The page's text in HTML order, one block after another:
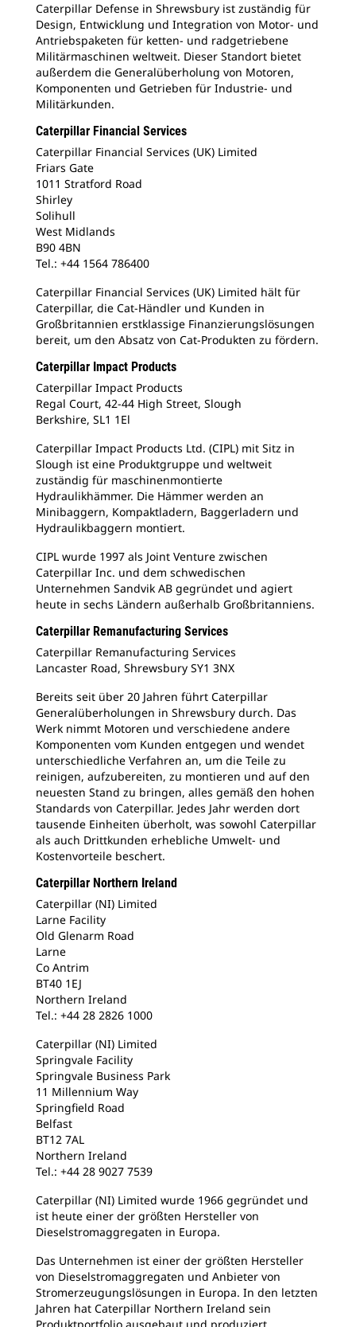
Caterpillar Defense in Shrewsbury ist zuständig für
Design, Entwicklung und Integration von Motor- und
Antriebspaketen für ketten- und radgetriebene
Militärmaschinen weltweit. Dieser Standort bietet
außerdem die Generalüberholung von Motoren,
Komponenten und Getrieben für Industrie- und
Militärkunden.
Caterpillar Financial Services
Caterpillar Financial Services (UK) Limited
Friars Gate
1011 Stratford Road
Shirley
Solihull
West Midlands
B90 4BN
Tel.: +44 1564 786400
Caterpillar Financial Services (UK) Limited hält für
Caterpillar, die Cat-Händler und Kunden in
Großbritannien erstklassige Finanzierungslösungen
bereit, um den Absatz von Cat-Produkten zu fördern.
Caterpillar Impact Products
Caterpillar Impact Products
Regal Court, 42-44 High Street, Slough
Berkshire, SL1 1El
Caterpillar Impact Products Ltd. (CIPL) mit Sitz in
Slough ist eine Produktgruppe und weltweit
zuständig für maschinenmontierte
Hydraulikhämmer. Die Hämmer werden an
Minibaggern, Kompaktladern, Baggerladern und
Hydraulikbaggern montiert.
CIPL wurde 1997 als Joint Venture zwischen
Caterpillar Inc. und dem schwedischen
Unternehmen Sandvik AB gegründet und agiert
heute in sechs Ländern außerhalb Großbritanniens.
Caterpillar Remanufacturing Services
Caterpillar Remanufacturing Services
Lancaster Road, Shrewsbury SY1 3NX
Bereits seit über 20 Jahren führt Caterpillar
Generalüberholungen in Shrewsbury durch. Das
Werk nimmt Motoren und verschiedene andere
Komponenten vom Kunden entgegen und wendet
unterschiedliche Verfahren an, um die Teile zu
reinigen, aufzubereiten, zu montieren und auf den
neuesten Stand zu bringen, alles gemäß den hohen
Standards von Caterpillar. Jedes Jahr werden dort
tausende Einheiten überholt, was sowohl Caterpillar
als auch Drittkunden erhebliche Umwelt- und
Kostenvorteile beschert.
Caterpillar Northern Ireland
Caterpillar (NI) Limited
Larne Facility
Old Glenarm Road
Larne
Co Antrim
BT40 1EJ
Northern Ireland
Tel.: +44 28 2826 1000
Caterpillar (NI) Limited
Springvale Facility
Springvale Business Park
11 Millennium Way
Springfield Road
Belfast
BT12 7AL
Northern Ireland
Tel.: +44 28 9027 7539
Caterpillar (NI) Limited wurde 1966 gegründet und
ist heute einer der größten Hersteller von
Dieselstromaggregaten in Europa.
Das Unternehmen ist einer der größten Hersteller
von Dieselstromaggregaten und Anbieter von
Stromerzeugungslösungen in Europa. In den letzten
Jahren hat Caterpillar Northern Ireland sein